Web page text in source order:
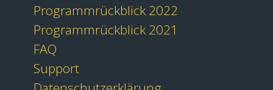
Programmrückblick 2022
Programmrückblick 2021
FAQ
Support